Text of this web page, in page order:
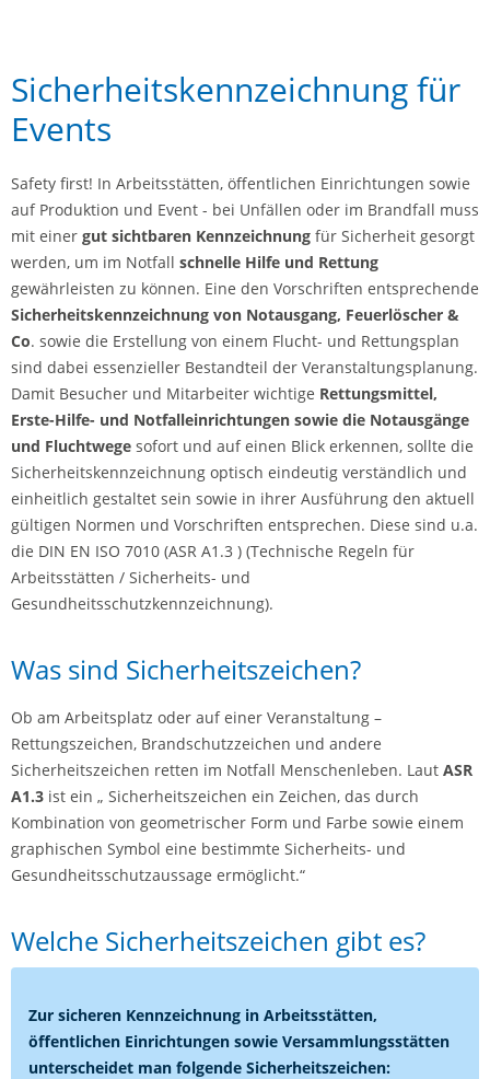
Sicherheitskennzeichnung für
Events
Safety first! In Arbeitsstätten, öffentlichen Einrichtungen sowie
auf Produktion und Event - bei Unfällen oder im Brandfall muss
mit einer gut sichtbaren Kennzeichnung für Sicherheit gesorgt
werden, um im Notfall schnelle Hilfe und Rettung
gewährleisten zu können. Eine den Vorschriften entsprechende
Sicherheitskennzeichnung von Notausgang, Feuerlöscher &
Co. sowie die Erstellung von einem Flucht- und Rettungsplan
sind dabei essenzieller Bestandteil der Veranstaltungsplanung.
Damit Besucher und Mitarbeiter wichtige Rettungsmittel,
Erste-Hilfe- und Notfalleinrichtungen sowie die Notausgänge
und Fluchtwege sofort und auf einen Blick erkennen, sollte die
Sicherheitskennzeichnung optisch eindeutig verständlich und
einheitlich gestaltet sein sowie in ihrer Ausführung den aktuell
gültigen Normen und Vorschriften entsprechen. Diese sind u.a.
die DIN EN ISO 7010 (ASR A1.3 ) (Technische Regeln für
Arbeitsstätten / Sicherheits- und
Gesundheitsschutzkennzeichnung).
Was sind Sicherheitszeichen?
Ob am Arbeitsplatz oder auf einer Veranstaltung –
Rettungszeichen, Brandschutzzeichen und andere
Sicherheitszeichen retten im Notfall Menschenleben. Laut ASR
A1.3 ist ein „ Sicherheitszeichen ein Zeichen, das durch
Kombination von geometrischer Form und Farbe sowie einem
graphischen Symbol eine bestimmte Sicherheits- und
Gesundheitsschutzaussage ermöglicht.“
Welche Sicherheitszeichen gibt es?
Zur sicheren Kennzeichnung in Arbeitsstätten,
öffentlichen Einrichtungen sowie Versammlungsstätten
unterscheidet man folgende Sicherheitszeichen: